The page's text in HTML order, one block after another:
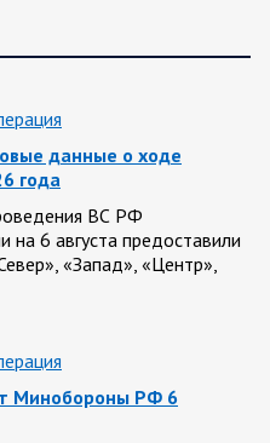
данные о ходе
года
ВС РФ
на 6 августа предоставили
«Запад», «Центр»,
Минобороны РФ 6